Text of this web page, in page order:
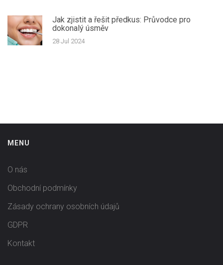
Jak zjistit a řešit předkus: Průvodce pro
dokonalý úsměv
28 Jul 2024
MENU
O nás
Obchodní podmínky
Zásady ochrany osobních údajů
GDPR
Kontakt